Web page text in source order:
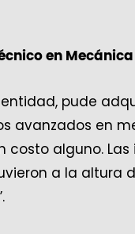
en
pude
avanzados en
costo alguno.
a la altura